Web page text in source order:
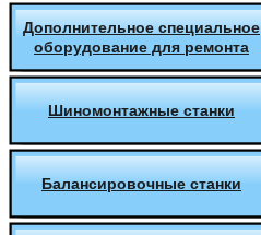
Дополнительное специальное
оборудование для ремонта
Шиномонтажные станки
Балансировочные станки